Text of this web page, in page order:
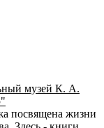
музей К. А.
посвящена жизни